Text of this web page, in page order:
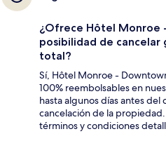
¿Ofrece Hôtel Monroe
posibilidad de cancelar
total?
Sí, Hôtel Monroe -
100% reembolsables en
hasta algunos días antes
cancelación de la
términos y condiciones